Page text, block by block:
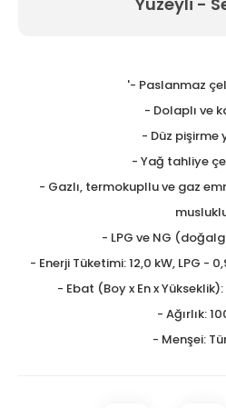
'- Paslanmaz
- Dolaplı ve
- Düz pişirme
- Yağ tahliye
- Gazlı, termokupllu ve gaz
- LPG ve NG
- Enerji Tüketimi: 12,0 kW, LPG -
- Ebat (Boy x En x
- Ağırlık:
- Menşei: